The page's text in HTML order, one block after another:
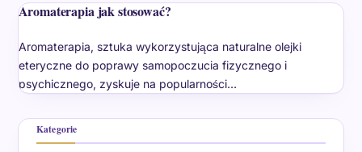
Aromaterapia jak stosować?
Aromaterapia, sztuka wykorzystująca naturalne olejki
eteryczne do poprawy samopoczucia fizycznego i
psychicznego, zyskuje na popularności…
Kategorie